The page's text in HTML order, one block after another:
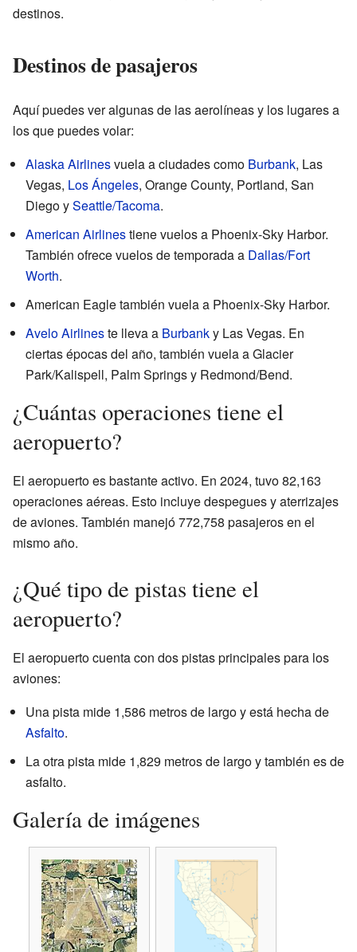
destinos.
Destinos de pasajeros
Aquí puedes ver algunas de las aerolíneas y los lugares a
los que puedes volar:
Alaska Airlinesvuela a ciudades como Burbank, Las
Vegas, Los Ángeles, Orange County, Portland, San
Diego ySeattle/Tacoma.
American Airlinestiene vuelos a Phoenix-Sky Harbor.
También ofrece vuelos de temporada a Dallas/Fort
Worth.
American Eagle también vuela a Phoenix-Sky Harbor.
Avelo Airlineste lleva a Burbanky Las Vegas. En
ciertas épocas del año, también vuela a Glacier
Park/Kalispell, Palm Springs y Redmond/Bend.
¿Cuántas operaciones tiene el
aeropuerto?
El aeropuerto es bastante activo. En 2024, tuvo 82,163
operaciones aéreas. Esto incluye despegues y aterrizajes
de aviones. También manejó 772,758 pasajeros en el
mismo año.
¿Qué tipo de pistas tiene el
aeropuerto?
El aeropuerto cuenta con dos pistas principales para los
aviones:
Una pista mide 1,586 metros de largo y está hecha de
Asfalto.
La otra pista mide 1,829 metros de largo y también es de
asfalto.
Galería de imágenes